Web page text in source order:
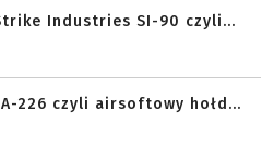
Industries SI-90 czyli...
226 czyli airsoftowy hołd...